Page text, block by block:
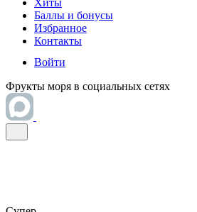
Хиты
Баллы и бонусы
Избранное
Контакты
Войти
Фрукты моря в социальных сетях